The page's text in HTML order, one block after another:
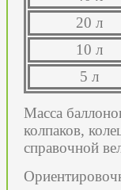
20 л
10 л
5 л
Масса
колпаков,
справочной